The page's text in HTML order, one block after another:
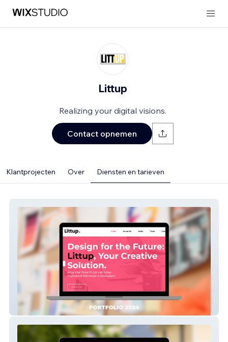
Littup
Realizing your digital visions.
Contact opnemen
Klantprojecten Over Diensten en tarieven
LittUp